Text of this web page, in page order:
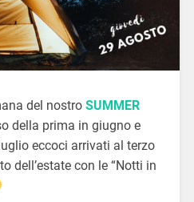
del nostro SUMMER
della prima in giugno e
eccoci arrivati al terzo
dell’estate con le “Notti in